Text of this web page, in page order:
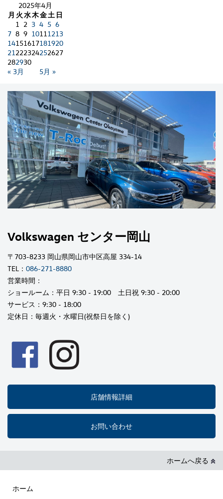
2025年4月
月 火水木金土 日
« 3月 5月 »
1 2 3 4 5 6
7 8 9 10111213
14151617181920
21222324252627
282930
Volkswagen センター岡山
〒703-8233 岡山県岡山市中区高屋 334-14
TEL： 086-271-8880
営業時間：
ショールーム：平日 9:30 - 19:00 土日祝 9:30 - 20:00
サービス：9:30 - 18:00
定休日：毎週火・水曜日(祝祭日を除く)
店舗情報詳細
お問い合わせ
ホームへ戻る
ホーム